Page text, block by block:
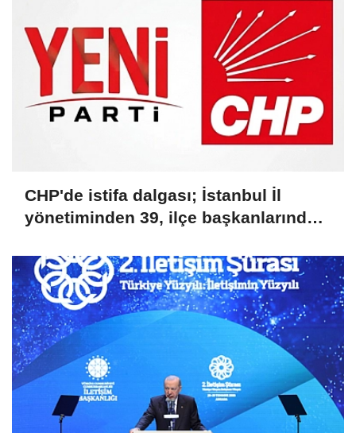
CHP'de istifa dalgası; İstanbul İl
yönetiminden 39, ilçe başkanlarından